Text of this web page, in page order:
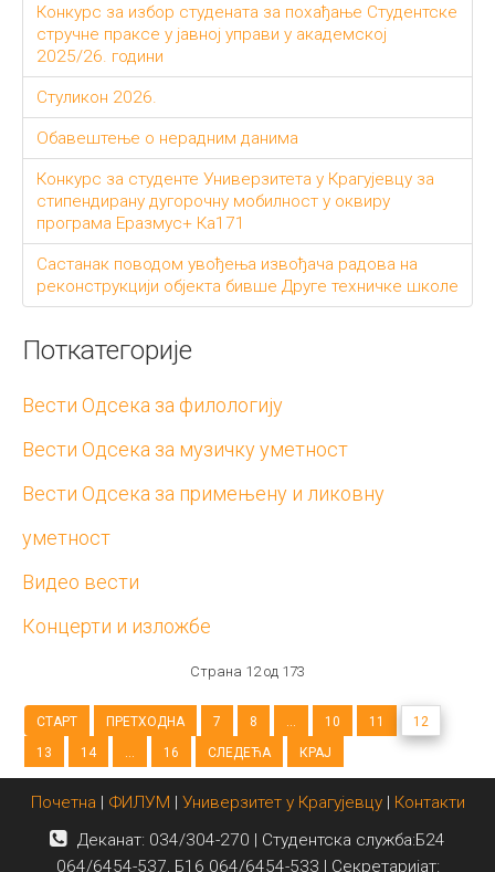
Конкурс за избор студената за похађање Студентске
стручне праксе у јавној управи у академској
2025/26. години
Стуликон 2026.
Обавештење о нерадним данима
Конкурс за студенте Универзитета у Крагујевцу за
стипендирану дугорочну мобилност у оквиру
програма Еразмус+ Ка171
Састанак поводом увођења извођача радова на
реконструкцији објекта бивше Друге техничке школе
Поткатегорије
Вести Одсека за филологију
Вести Одсека за музичку уметност
Вести Одсека за примењену и ликовну
уметност
Видео вести
Концерти и изложбе
Страна 12 од 173
СТАРТ ПРЕТХОДНА 7 8 ... 10 11
12
13
14 ... 16 СЛЕДЕЋА КРАЈ
Почетна | ФИЛУМ | Универзитет у Крагујевцу| Контакти
Деканат: 034/304-270 | Студентска служба:Б24
064/6454-537, Б16 064/6454-533 | Секретаријат: